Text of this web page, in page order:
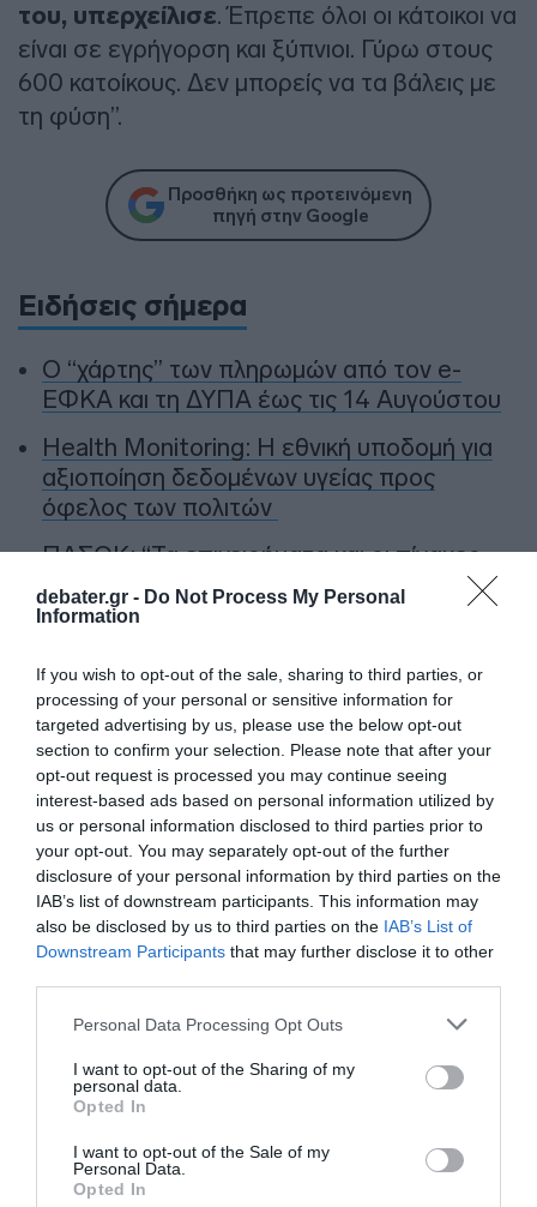
debater.gr - Do Not Process My Personal
Information
If you wish to opt-out of the sale, sharing to third parties, or
processing of your personal or sensitive information for
targeted advertising by us, please use the below opt-out
section to confirm your selection. Please note that after your
opt-out request is processed you may continue seeing
interest-based ads based on personal information utilized by
us or personal information disclosed to third parties prior to
your opt-out. You may separately opt-out of the further
disclosure of your personal information by third parties on the
IAB’s list of downstream participants. This information may
also be disclosed by us to third parties on the IAB’s List of
Downstream Participants that may further disclose it to other
Please note that this website/app uses one or more Google
not limited to your visit or usage behaviour. You may click to
grant or deny consent to Google and its third-party tags to
use your data for below specified purposes in below Google
consent section.
Personal Data Processing Opt Outs
I want to opt-out of the Sharing of my
personal data.
Opted In
I want to opt-out of the Sale of my
Personal Data.
Opted In
του, υπερχείλισε. Έπρεπε όλοι οι κάτοικοι να
είναι σε εγρήγορση και ξύπνιοι. Γύρω στους
600 κατοίκους. Δεν μπορείς να τα βάλεις με
τη φύση”.
Προσθήκη ως προτεινόμενη
πηγή στην Google
Ειδήσεις σήμερα
Ο “χάρτης” των πληρωμών από τον e-
ΕΦΚΑ και τη ΔΥΠΑ έως τις 14 Αυγούστου
Health Monitoring: Η εθνική υποδομή για
αξιοποίηση δεδομένων υγείας προς
όφελος των πολιτών
ΠΑΣΟΚ: “Τα επιχειρήματα και οι πίνακες
του κ. Σκέρτσου διαρκούν μέχρι τα
επόμενα που αναιρούν τα προηγούμενα”
Τσίπρας: Στις 2 Σεπτεμβρίου η παρουσίαση
του οικονομικού προγράμματος της ΕΛ.Α.Σ.
στη Θεσσαλονίκη
Ακολούθησε το debater.gr στοGoogle News
και μάθετε πρώτοι όλες τις ειδήσεις
Share Tweet
ΕΒΡΟΣ ΚΥΡΙΑΚΟΣ ΜΗΤΣΟΤΑΚΗΣ ΠΛΗΜΜΥΡΕΣ